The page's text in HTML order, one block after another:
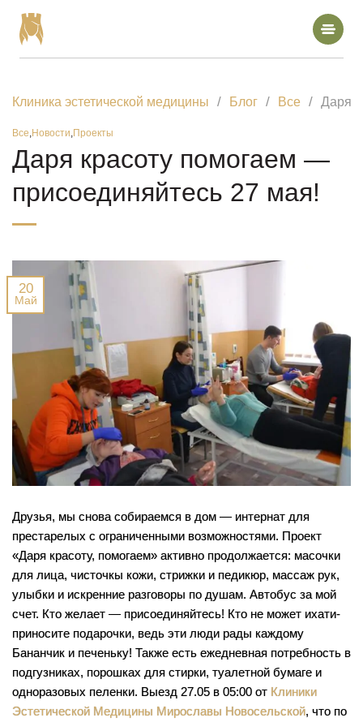
Skip
content
Лазерная эпиляция
Электроэпиляция
Аппаратная косметология
Массаж
Косметология
Дерматология
Инъекции красоты
Омоложение лица
Трихология
Трансплантация волос
Интимная пластика
Клиника эстетической медицины Блог Все Даря
Все,Новости,Проекты
Даря красоту помогаем —
присоединяйтесь 27 мая!
20
Май
Друзья, мы снова собираемся в дом — интернат для
престарелых с ограниченными возможностями. Проект
«Даря красоту, помогаем» активно продолжается: масочки
для лица, чисточкы кожи, стрижки и педикюр, массаж рук,
улыбки и искренние разговоры по душам. Автобус за мой
счет. Кто желает — присоединяйтесь! Кто не может ихати-
приносите подарочки, ведь эти люди рады каждому
Бананчик и печеньку! Также есть ежедневная потребность в
подгузниках, порошках для стирки, туалетной бумаге и
одноразовых пеленки. Выезд 27.05 в 05:00 от Клиники
Эстетической Медицины Мирославы Новосельской, что по